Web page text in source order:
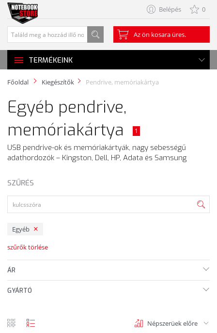
Belépés 0
Az ön kosara üres.
TERMÉKEINK
Főoldal Kiegészítők Pendrive, memóriakártya
Egyéb pendrive,
memóriakártya
1
USB pendrive-ok és memóriakártyák, nagy sebességű
adathordozók – Kingston, Dell, HP, Adata és Samsung
SZŰRÉS
Egyéb
szűrők törlése
ÁR
GYÁRTÓ
Népszerüek előre